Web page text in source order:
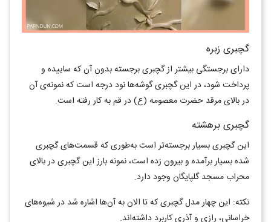
گچبری زبره
دارای برجستگی بیشتر از گچبری برجسته بدون آن که ساییده و
پرداخت شود، در این گچبری گوشه‌ها نود درجه است که نمونه‌ی آن
در بالای مرقد حضرت معصومه (ع) در قم به کار رفته است.
گچبری برهشته
این گچبری بسیار برجسته‌تر است به‌طوری که قسمت‌های گچبری
شده بسیار برآمده و بیرون زده است، نمونه بارز این گچبری در بالای
محراب مسجد گلپایگان وجود دارد.
نکته: این چهار مدل گچبری که تا الان به آن‌ها اشاره شد در شیوه‌های
خراسانی، رازی و آذری کاربرد داشته‌اند.